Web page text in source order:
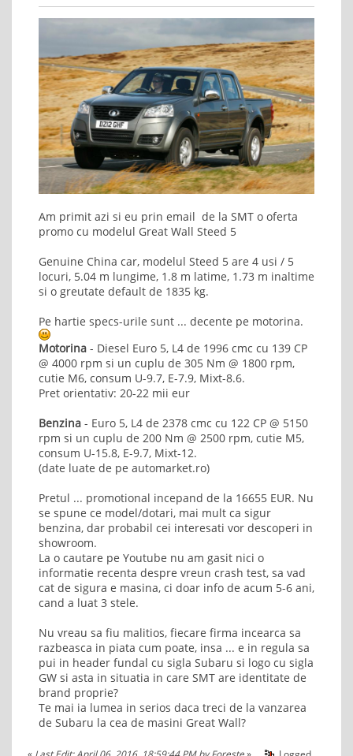
Am primit azi si eu prin email de la SMT o oferta
promo cu modelul Great Wall Steed 5
Genuine China car, modelul Steed 5 are 4 usi / 5
locuri, 5.04 m lungime, 1.8 m latime, 1.73 m inaltime
si o greutate default de 1835 kg.
Pe hartie specs-urile sunt ... decente pe motorina.
Motorina - Diesel Euro 5, L4 de 1996 cmc cu 139 CP
@ 4000 rpm si un cuplu de 305 Nm @ 1800 rpm,
cutie M6, consum U-9.7, E-7.9, Mixt-8.6.
Pret orientativ: 20-22 mii eur
Benzina - Euro 5, L4 de 2378 cmc cu 122 CP @ 5150
rpm si un cuplu de 200 Nm @ 2500 rpm, cutie M5,
consum U-15.8, E-9.7, Mixt-12.
(date luate de pe automarket.ro)
Pretul ... promotional incepand de la 16655 EUR. Nu
se spune ce model/dotari, mai mult ca sigur
benzina, dar probabil cei interesati vor descoperi in
showroom.
La o cautare pe Youtube nu am gasit nici o
informatie recenta despre vreun crash test, sa vad
cat de sigura e masina, ci doar info de acum 5-6 ani,
cand a luat 3 stele.
Nu vreau sa fiu malitios, fiecare firma incearca sa
razbeasca in piata cum poate, insa ... e in regula sa
pui in header fundal cu sigla Subaru si logo cu sigla
GW si asta in situatia in care SMT are identitate de
brand proprie?
Te mai ia lumea in serios daca treci de la vanzarea
de Subaru la cea de masini Great Wall?